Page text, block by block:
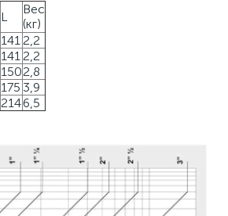
L
Вес
(кг)
1412,2
1412,2
1502,8
175 3,9
2146,5